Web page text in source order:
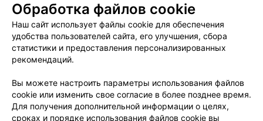
Пользовательское соглашение
Способы оплаты
Вакансии
Партнеры
Написать руководителю 103.by
Обработка персональных данных
Обработка файлов cookie
Наш сайт использует файлы cookie для обеспечения
удобства пользователей сайта, его улучшения, сбора
статистики и предоставления персонализированных
рекомендаций.
Вы можете настроить параметры использования файлов
cookie или изменить свое согласие в более позднее время.
Для получения дополнительной информации о целях,
сроках и порядке использования файлов cookie вы